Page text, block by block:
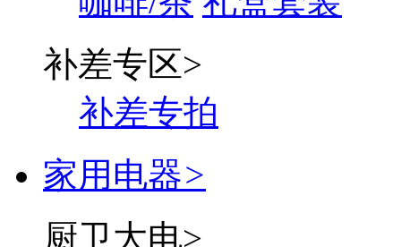
补差专区>
补差专拍
家用电器>
厨卫大电>